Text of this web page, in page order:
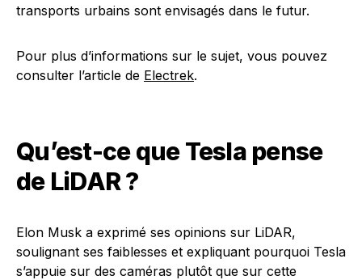
transports urbains sont envisagés dans le futur.
Pour plus d’informations sur le sujet, vous pouvez
consulter l’article de Electrek.
Qu’est-ce que Tesla pense
de LiDAR ?
Elon Musk a exprimé ses opinions sur LiDAR,
soulignant ses faiblesses et expliquant pourquoi Tesla
s’appuie sur des caméras plutôt que sur cette